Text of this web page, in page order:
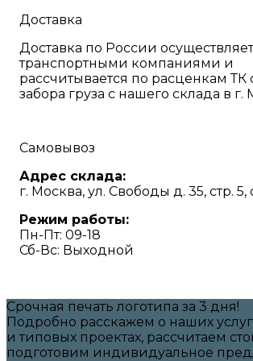
Доставка
Доставка по России
транспортными компаниями и
рассчитывается по расценкам ТК
забора груза с нашего склада в г.
Самовывоз
Адрес склада:
г. Москва, ул. Свободы д. 35, стр. 5,
Режим работы:
Пн-Пт: 09-18
Сб-Вс: Выходной
Срочная печать логотипа за 3 дня!
Подробно расскажем о наших
и типовых проектах, рассчитаем
подготовим индивидуальное